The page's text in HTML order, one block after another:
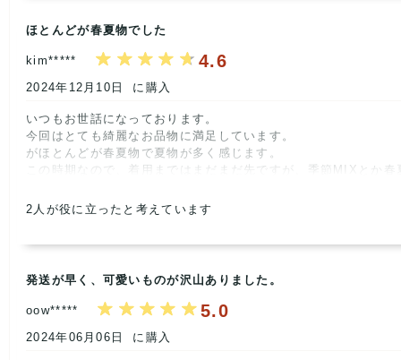
ほとんどが春夏物でした
kim***** 4.6
2024年12月10日 に購入
いつもお世話になっております。
今回はとても綺麗なお品物に満足しています。
がほとんどが春夏物で夏物が多く感じます。
この時期なので、着用まではまだまだ先ですが、季節MIXとか
またよろしくお願いいたします。
2 人が役に立ったと考えています
発送が早く、可愛いものが沢山ありました。
oow***** 5.0
2024年06月06日 に購入